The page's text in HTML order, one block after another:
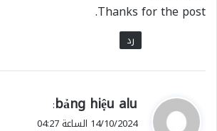
Thanks for the post.
رد
ي
ق
bảng hiệu alu
:
14/10/2024 الساعة 04:27